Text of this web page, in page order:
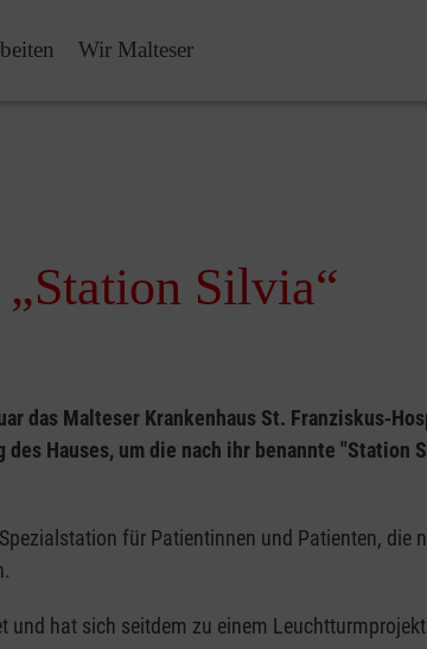
Wir Malteser
Silvia“
das Malteser Krankenhaus St.
Hauses, um die nach ihr benannte "Station
für Patientinnen und Patienten, die
und hat sich seitdem zu einem